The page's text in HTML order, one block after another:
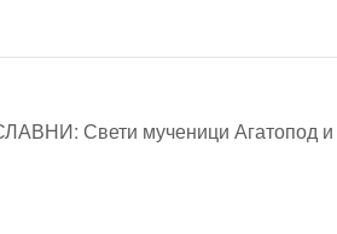
Свети мученици Агатопод и